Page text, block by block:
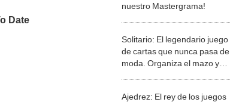
nuestro Mastergrama!
Solitario: El legendario juego
de cartas que nunca pasa de
moda. Organiza el mazo y
Ajedrez: El rey de los juegos